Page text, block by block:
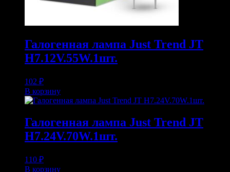
Галогенная лампа Just Trend JT
H7.12V.55W.1шт.
102 ₽
В корзину
Галогенная лампа Just Trend JT
H7.24V.70W.1шт.
110 ₽
В корзину